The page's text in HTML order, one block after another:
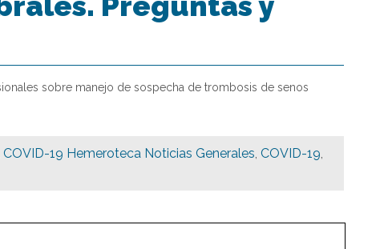
sobre manejo de sospecha de trombosis de senos
COVID-19 Hemeroteca Noticias Generales, COVID-19,